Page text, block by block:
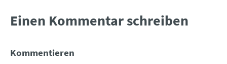
Einen Kommentar schreiben
Kommentieren